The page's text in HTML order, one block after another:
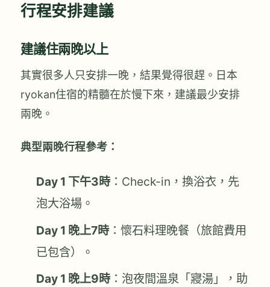
行程安排建議
建議住兩晚以上
其實很多人只安排一晚，結果覺得很趕。日本
ryokan住宿的精髓在於慢下來，建議最少安排
兩晚。
典型兩晚行程參考：
Day 1 下午3時：Check-in，換浴衣，先
泡大浴場。
Day 1 晚上7時：懷石料理晚餐（旅館費用
已包含）。
Day 1 晚上9時：泡夜間溫泉「寢湯」，助